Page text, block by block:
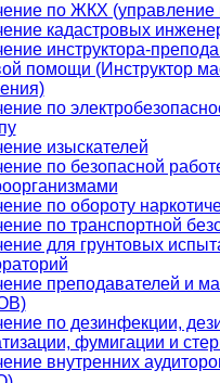
по ЖКХ (управление
кадастровых
инструктора-
помощи (Инструктор
по
изыскателей
по безопасной
по обороту
по транспортной
для грунтовых
преподавателей и
по дезинфекции,
фумигации и
внутренних